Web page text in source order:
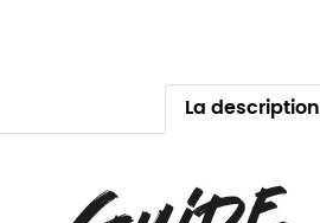
La description